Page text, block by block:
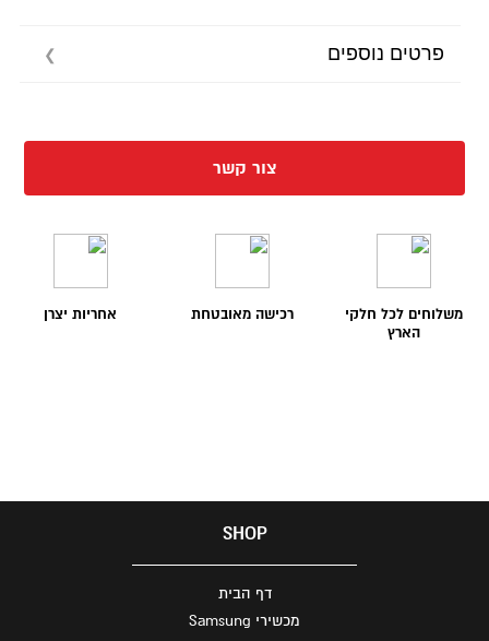
פרטים נוספים
צור קשר
משלוחים לכל חלקי
הארץ
רכישה מאובטחת אחריות יצרן
SHOP
דף הבית
מכשירי Samsung